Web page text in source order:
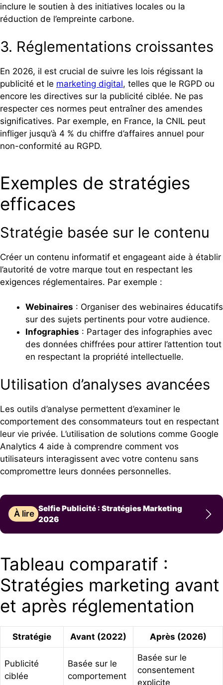
inclure le soutien à des initiatives locales ou la
réduction de l’empreinte carbone.
3. Réglementations croissantes
En 2026, il est crucial de suivre les lois régissant la
publicité et le marketing digital, telles que le RGPD ou
encore les directives sur la publicité ciblée. Ne pas
respecter ces normes peut entraîner des amendes
significatives. Par exemple, en France, la CNIL peut
infliger jusqu’à 4 % du chiffre d’affaires annuel pour
non-conformité au RGPD.
Exemples de stratégies
efficaces
Stratégie basée sur le contenu
Créer un contenu informatif et engageant aide à établir
l’autorité de votre marque tout en respectant les
exigences réglementaires. Par exemple :
Webinaires : Organiser des webinaires éducatifs
sur des sujets pertinents pour votre audience.
Infographies : Partager des infographies avec
des données chiffrées pour attirer l’attention tout
en respectant la propriété intellectuelle.
Utilisation d’analyses avancées
Les outils d’analyse permettent d’examiner le
comportement des consommateurs tout en respectant
leur vie privée. L’utilisation de solutions comme Google
Analytics 4 aide à comprendre comment vos
utilisateurs interagissent avec votre contenu sans
compromettre leurs données personnelles.
À lire
Selfie Publicité : Stratégies Marketing
2026
Tableau comparatif :
Stratégies marketing avant
et après réglementation
Stratégie Avant (2022) Après (2026)
Publicité
ciblée
Basée sur le
comportement
Basée sur le
consentement
explicite